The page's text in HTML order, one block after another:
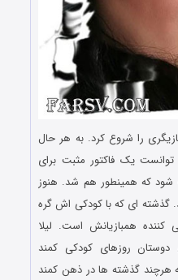
ساله بود که بازیگری را شروع کرد. به هر حال
یک فاکتور مثبت برای
که همینطور هم شد. هنوز
ای که با کودکی اش گره
همبازیانش است. لیلا
روزهای کودکی کمند
هرچند گذشته ها در ذهن کمند